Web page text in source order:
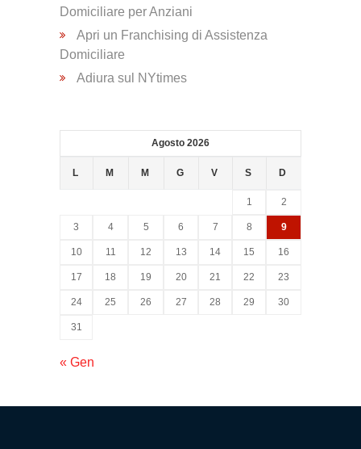
Domiciliare per Anziani
Apri un Franchising di Assistenza
Domiciliare
Adiura sul NYtimes
Agosto 2026
L M M G V S D
1 2
3 4 5 6 7 8 9
10 11 12 13 14 15 16
17 18 19 20 21 22 23
24 25 26 27 28 29 30
31
« Gen
Disbrigo